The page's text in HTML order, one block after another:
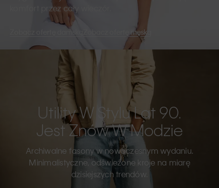
komfort przez cały wieczór.
Zobacz ofertę damską Zobacz ofertę męską
Utility W Stylu Lat 90.
Jest Znów W Modzie
Archiwalne fasony w nowoczesnym wydaniu.
Minimalistyczne, odświeżone kroje na miarę
dzisiejszych trendów.